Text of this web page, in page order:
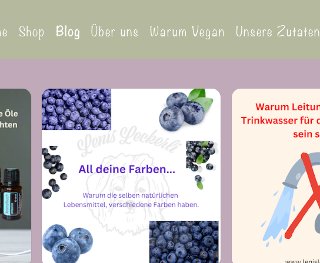
Shop Blog Über uns Warum Vegan Unsere Zutaten